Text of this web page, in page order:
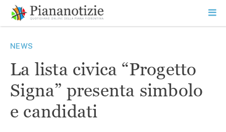
contenuto
SEARCH
NEWS
La lista civica “Progetto
Signa” presenta simbolo
e candidati